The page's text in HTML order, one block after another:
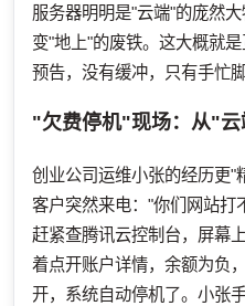
服务器明明是"云端"的庞然
变"地上"的废铁。这大概就
预告，没有缓冲，只有手忙脚
"欠费停机"现场：从"
创业公司运维小张的经历更"
客户突然来电："你们网站打
赶紧查腾讯云控制台，屏幕
着点开账户详情，余额为负
开，系统自动停机了。小张